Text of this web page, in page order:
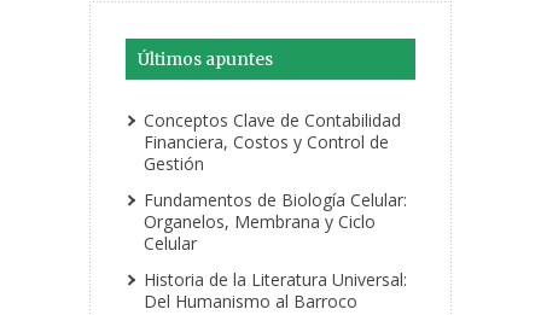
Últimos apuntes
Conceptos Clave de Contabilidad
Financiera, Costos y Control de
Gestión
Fundamentos de Biología Celular:
Organelos, Membrana y Ciclo
Celular
Historia de la Literatura Universal:
Del Humanismo al Barroco